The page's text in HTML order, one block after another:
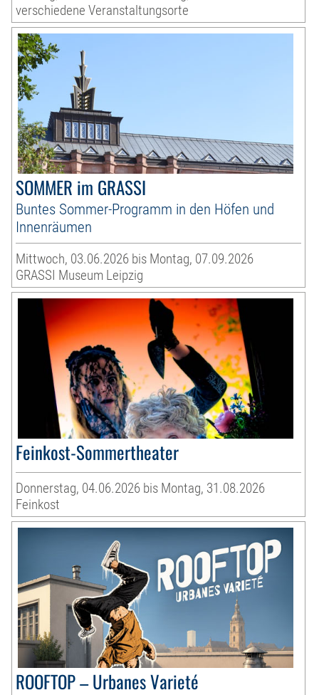
verschiedene Veranstaltungsorte
SOMMER im GRASSI
Buntes Sommer-Programm in den Höfen und
Innenräumen
Mittwoch, 03.06.2026 bis Montag, 07.09.2026
GRASSI Museum Leipzig
Feinkost-Sommertheater
Donnerstag, 04.06.2026 bis Montag, 31.08.2026
Feinkost
ROOFTOP – Urbanes Varieté